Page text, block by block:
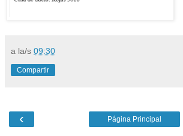
a la/s 09:30
Compartir
‹ Página Principal